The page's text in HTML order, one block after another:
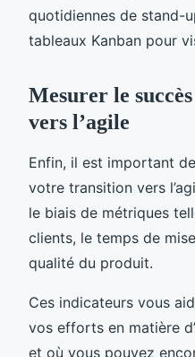
quotidiennes de stand-
tableaux Kanban pour
Mesurer le
vers l’agile
Enfin, il est important
votre transition vers
le biais de métriques
clients, le temps de
qualité du produit.
Ces indicateurs vous
vos efforts en matière
et où vous pouvez